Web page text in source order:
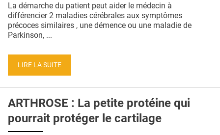
La démarche du patient peut aider le médecin à
différencier 2 maladies cérébrales aux symptômes
précoces similaires , une démence ou une maladie de
Parkinson, ...
LIRE LA SUITE
ARTHROSE : La petite protéine qui
pourrait protéger le cartilage